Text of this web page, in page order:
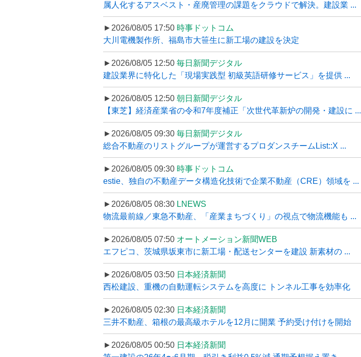
属人化するアスベスト・産廃管理の課題をクラウドで解決。建設業 ...
►2026/08/05 17:50 時事ドットコム
大川電機製作所、福島市大笹生に新工場の建設を決定
►2026/08/05 12:50 毎日新聞デジタル
建設業界に特化した「現場実践型 初級英語研修サービス」を提供 ...
►2026/08/05 12:50 朝日新聞デジタル
【東芝】経済産業省の令和7年度補正「次世代革新炉の開発・建設に ...
►2026/08/05 09:30 毎日新聞デジタル
総合不動産のリストグループが運営するプロダンスチームList::X ...
►2026/08/05 09:30 時事ドットコム
estie、独自の不動産データ構造化技術で企業不動産（CRE）領域を ...
►2026/08/05 08:30 LNEWS
物流最前線／東急不動産、「産業まちづくり」の視点で物流機能も ...
►2026/08/05 07:50 オートメーション新聞WEB
エフピコ、茨城県坂東市に新工場・配送センターを建設 新素材の ...
►2026/08/05 03:50 日本経済新聞
西松建設、重機の自動運転システムを高度に トンネル工事を効率化
►2026/08/05 02:30 日本経済新聞
三井不動産、箱根の最高級ホテルを12月に開業 予約受け付けを開始
►2026/08/05 00:50 日本経済新聞